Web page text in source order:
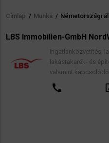
Morzsa
Címlap / Munka / Németországi
LBS Immobilien-GmbH
Ingatlanközvetítés,
lakástakarék- és
valamint
call